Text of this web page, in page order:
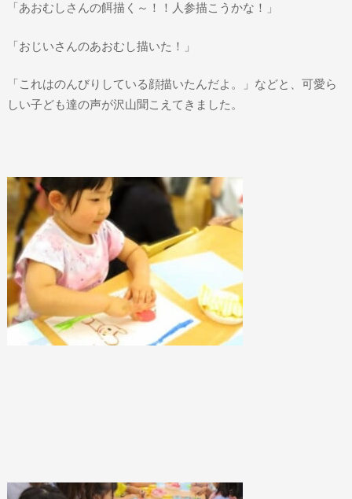
「あおむしさんの餌描く～！！人参描こうかな！」
「おじいさんのあおむし描いた！」
「これはのんびりしている顔描いたんだよ。」などと、可愛ら
しい子ども達の声が沢山聞こえてきました。